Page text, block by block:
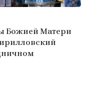
Божией Матери